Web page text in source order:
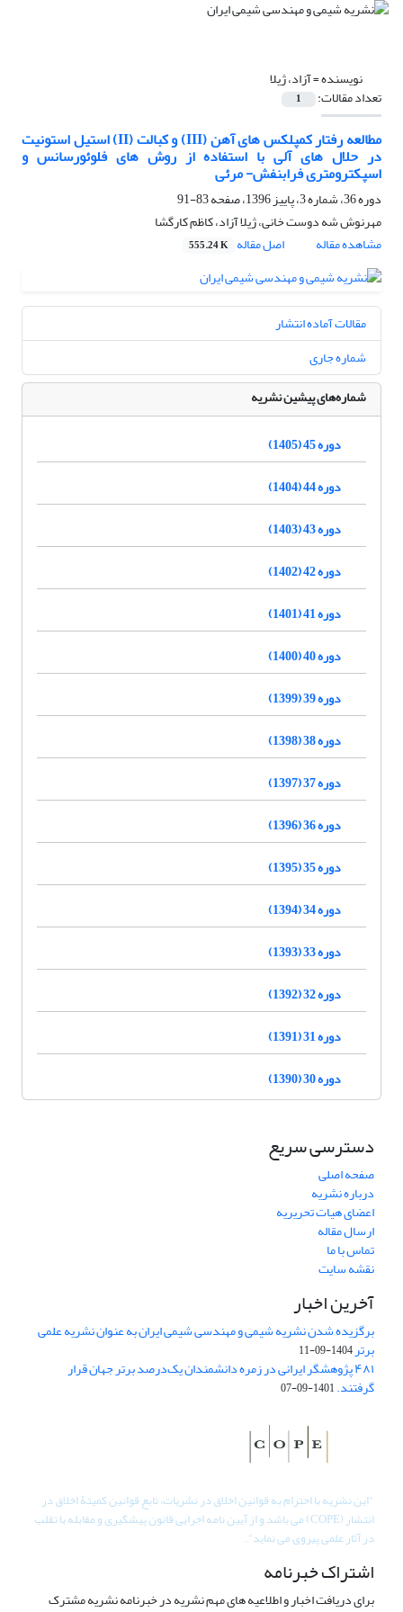
نویسنده =آزاد، ژیلا
تعداد مقالات: 1
مطالعه رفتار کمپلکس های آهن (III) و کبالت (II) استیل استونیت
در حلال های آلی با استفاده از روش های فلوئورسانس و
اسپکترومتری فرابنفش- مرئی
دوره 36، شماره 3، پاییز 1396، صفحه
83-91
مهرنوش شه دوست خانی، ژیلا آزاد، کاظم کارگشا
مشاهده مقاله
اصل مقاله 555.24 K
مقالات آماده انتشار
شماره جاری
شماره‌های پیشین نشریه
دوره 45 (1405)
دوره 44 (1404)
دوره 43 (1403)
دوره 42 (1402)
دوره 41 (1401)
دوره 40 (1400)
دوره 39 (1399)
دوره 38 (1398)
دوره 37 (1397)
دوره 36 (1396)
دوره 35 (1395)
دوره 34 (1394)
دوره 33 (1393)
دوره 32 (1392)
دوره 31 (1391)
دوره 30 (1390)
دسترسی سریع
صفحه اصلی
درباره نشریه
اعضای هیات تحریریه
ارسال مقاله
تماس با ما
نقشه سایت
آخرین اخبار
برگزیده شدن نشریه شیمی و مهندسی شیمی ایران به عنوان نشریه علمی
برتر1404-09-11
۴۸۱ پژوهشگر ایرانی در زمره دانشمندان یک‌درصد برتر جهان قرار
گرفتند.1401-09-07
"این نشریه با احترام به قوانین اخلاق در نشریات، تابع قوانین کمیتۀ اخلاق در
انتشار (COPE) می باشد و از آیین نامه اجرایی قانون پیشگیری و مقابله با تقلب
در آثار علمی پیروی می نماید".
اشتراک خبرنامه
برای دریافت اخبار و اطلاعیه های مهم نشریه در خبرنامه نشریه مشترک